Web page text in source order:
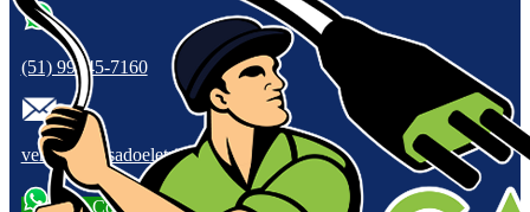
(51) 99945-7160
vendas@casadoeletricistars.com.br
Fale Conosco